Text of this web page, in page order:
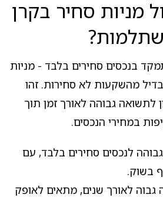
מניות סחיר בקרן
בנכסים סחירים בלבד - מניות
מהשקעות לא סחירות. זהו
לתשואה גבוהה לאורך זמן תוך
במחירי הנכסים.
לנכסים סחירים בלבד, עם
בשוק.
גבוה לאורך שנים, מתאים לאופק